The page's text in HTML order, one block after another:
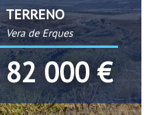
TERRENO
Vera de Erques
82 000 €